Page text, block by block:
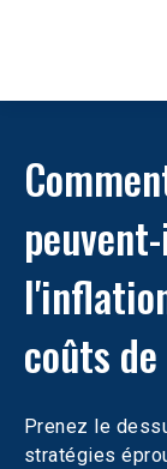
coûts
Prenez le
stratégies